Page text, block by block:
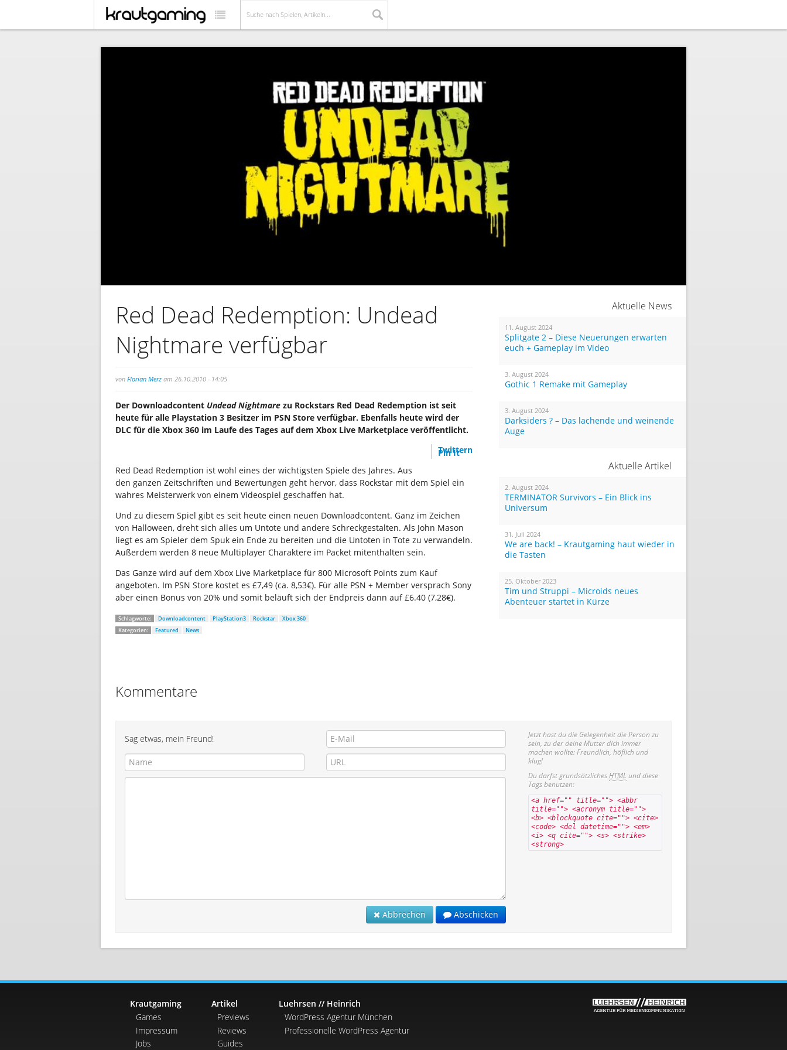
Red Dead Redemption: Undead
Nightmare verfügbar
von Florian Merz am 26.10.2010 - 14:05
Der Downloadcontent Undead Nightmare zu Rockstars Red Dead Redemption ist seit
heute für alle Playstation 3 Besitzer im PSN Store verfügbar. Ebenfalls heute wird der
DLC für die Xbox 360 im Laufe des Tages auf dem Xbox Live Marketplace veröffentlicht.
Twittern
Pin It
Red Dead Redemption ist wohl eines der wichtigsten Spiele des Jahres. Aus
den ganzen Zeitschriften und Bewertungen geht hervor, dass Rockstar mit dem Spiel ein
wahres Meisterwerk von einem Videospiel geschaffen hat.
Und zu diesem Spiel gibt es seit heute einen neuen Downloadcontent. Ganz im Zeichen
von Halloween, dreht sich alles um Untote und andere Schreckgestalten. Als John Mason
liegt es am Spieler dem Spuk ein Ende zu bereiten und die Untoten in Tote zu verwandeln.
Außerdem werden 8 neue Multiplayer Charaktere im Packet mitenthalten sein.
Das Ganze wird auf dem Xbox Live Marketplace für 800 Microsoft Points zum Kauf
angeboten. Im PSN Store kostet es £7,49 (ca. 8,53€). Für alle PSN + Member versprach Sony
aber einen Bonus von 20% und somit beläuft sich der Endpreis dann auf £6.40 (7,28€).
Schlagworte: Downloadcontent PlayStation3 Rockstar
Xbox 360
Kategorien:
Featured News
Aktuelle News
11. August 2024
Splitgate 2 – Diese Neuerungen erwarten
euch + Gameplay im Video
3. August 2024
Gothic 1 Remake mit Gameplay
3. August 2024
Darksiders ? – Das lachende und weinende
Auge
Aktuelle Artikel
2. August 2024
TERMINATOR Survivors – Ein Blick ins
Universum
31. Juli 2024
We are back! – Krautgaming haut wieder in
die Tasten
25. Oktober 2023
Tim und Struppi – Microids neues
Abenteuer startet in Kürze
Kommentare
Sag etwas, mein Freund!
Abbrechen Abschicken
Jetzt hast du die Gelegenheit die Person zu
sein, zu der deine Mutter dich immer
machen wollte: Freundlich, höflich und
klug!
Du darfst grundsätzlichesHTML und diese
Tags benutzen:
<a href="" title=""> <abbr
title=""> <acronym title="">
<b> <blockquote cite=""> <cite>
<code> <del datetime=""> <em>
<i> <q cite=""> <s> <strike>
<strong>
Krautgaming
Games
Impressum
Jobs
Artikel
Previews
Reviews
Guides
Luehrsen // Heinrich
WordPress Agentur München
Professionelle WordPress Agentur